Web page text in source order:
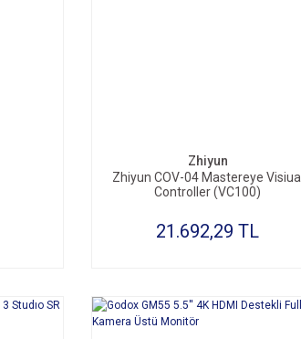
Zhiyun
Zhiyun COV-04 Mastereye Visiual
Controller (VC100)
21.692,29 TL